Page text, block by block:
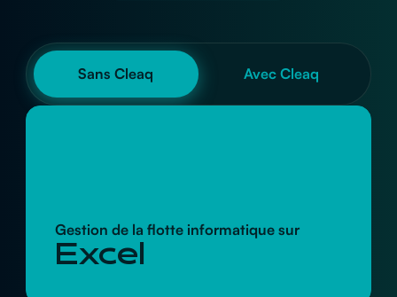
Gestion de la flotte informatique sur
Excel
Sans Cleaq Avec Cleaq